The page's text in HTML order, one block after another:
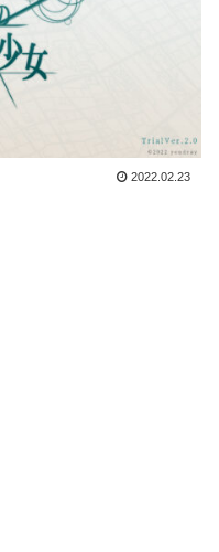
2022.02.23